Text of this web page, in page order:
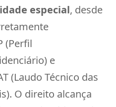
especial, desde
(Perfil
e
(Laudo Técnico das
O direito alcança